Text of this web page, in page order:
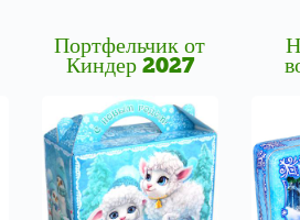
Портфельчик от
Киндер 2027